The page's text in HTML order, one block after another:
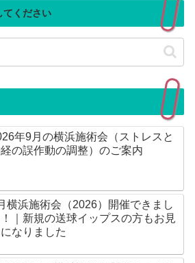
てください
年9月の横浜施術会（ストレスと
の誤作動の調整）のご案内
横浜施術会（2026）開催できまし
｜新規の送球イップスの方もお見
になりました